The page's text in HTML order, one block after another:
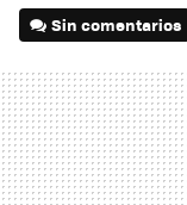
Sin comentarios